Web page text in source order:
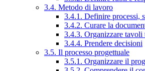
3.4. Metodo di lavoro
3.4.1. Definire processi,
3.4.2. Curare la
3.4.3. Organizzare
3.4.4. Prendere decisioni
3.5. Il processo progettuale
3.5.1. Organizzare il